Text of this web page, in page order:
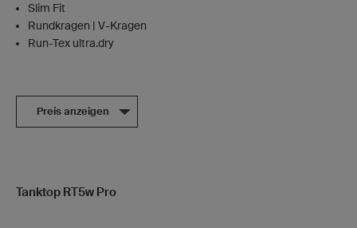
Slim Fit
Rundkragen | V-Kragen
Run-Tex ultra.dry
Preis anzeigen
Tanktop RT5w Pro